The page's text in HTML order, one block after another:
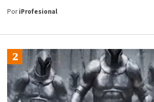
PoriProfesional